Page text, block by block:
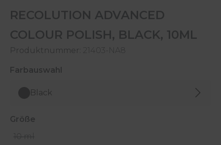
RECOLUTION ADVANCED
COLOUR POLISH, BLACK, 10ML
Produktnummer: 21403-NA8
Farbauswahl
Black
Größe
10 ml